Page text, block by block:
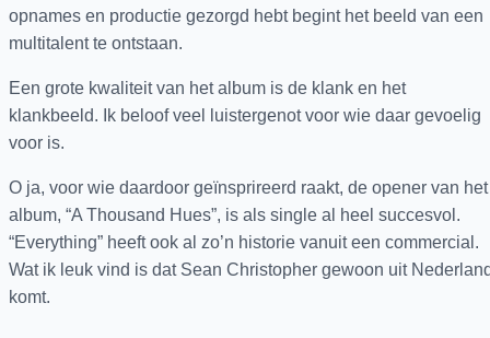
opnames en productie gezorgd hebt begint het beeld van een
multitalent te ontstaan.
Een grote kwaliteit van het album is de klank en het
klankbeeld. Ik beloof veel luistergenot voor wie daar gevoelig
voor is.
O ja, voor wie daardoor geïnsprireerd raakt, de opener van het
album, “A Thousand Hues”, is als single al heel succesvol.
“Everything” heeft ook al zo’n historie vanuit een commercial.
Wat ik leuk vind is dat Sean Christopher gewoon uit
komt.